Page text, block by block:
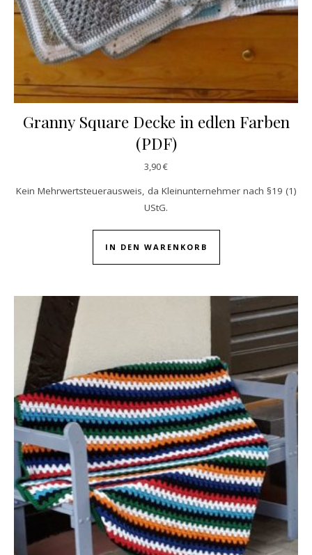
Granny Square Decke in edlen Farben
(PDF)
3,90€
Kein Mehrwertsteuerausweis, da Kleinunternehmer nach §19 (1)
UStG.
IN DEN WARENKORB